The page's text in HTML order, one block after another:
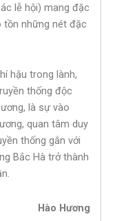
lễ hội) mang đặc
tồn những nét đặc
hậu trong lành,
thống độc
là sự vào
quan tâm duy
thống gắn với
Bắc Hà trở thành
Hào Hương